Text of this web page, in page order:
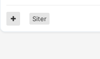
Siter